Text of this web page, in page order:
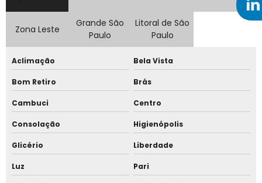
Telhas sanduíche pu
Valor metro telha sanduíche
Valor telha sanduíche
Venda de telha sanduíche
Acessórios para fixação de telhas
Parafusos calços
Cobertura telha termoacústica
Zona Leste
Grande São
Paulo
Litoral de São
Paulo
Aclimação Bela Vista
Bom Retiro Brás
Cambuci Centro
Consolação Higienópolis
Glicério Liberdade
Luz Pari